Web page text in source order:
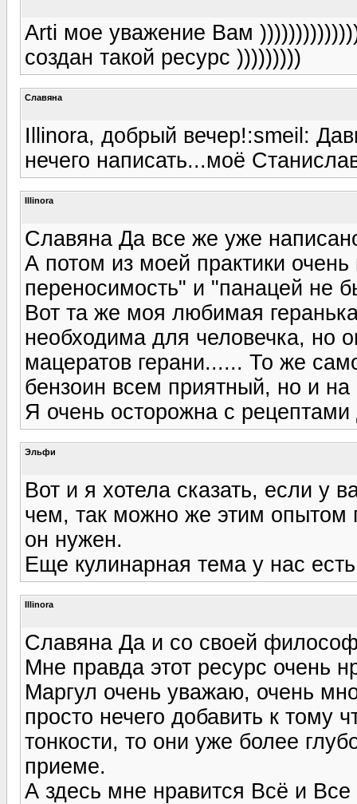
Arti мое уважение Вам
создан такой ресурс )))))))))
Славяна
Illinora, добрый вечер!:smeil:
нечего написать...моё
Illinora
Славяна Да все же уже
А потом из моей практики
переносимость" и "панацей не
Вот та же моя любимая
необходима для человечка, но
мацератов герани...... То же
бензоин всем приятный, но и на
Я очень осторожна с рецептами
Эльфи
Вот и я хотела сказать, если у
чем, так можно же этим опытом
он нужен.
Еще кулинарная тема у нас
Illinora
Славяна Да и со своей
Мне правда этот ресурс очень
Маргул очень уважаю, очень
просто нечего добавить к тому
тонкости, то они уже более
приеме.
А здесь мне нравится Всё и Все